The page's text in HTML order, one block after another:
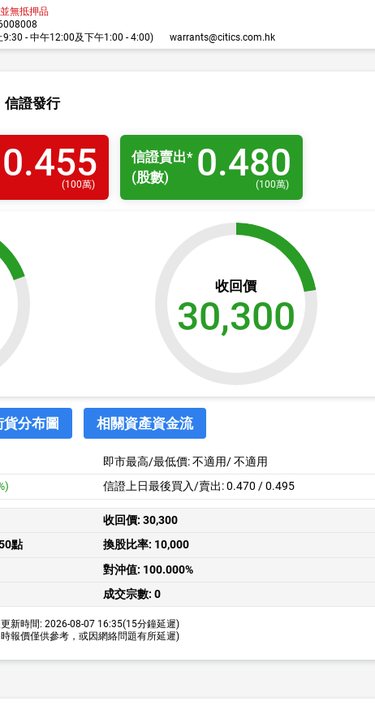
無抵押品
9:30 - 中午12:00及下午1:00 - 4:00)
warrants@citics.com.hk
信證發行
0.455
(100萬)
信證賣出*
(股數)
0.480
(100萬)
收回價
30,300
分布圖 相關資產資金流
即市最高/最低價:不適用/不適用
信證上日最後買入/賣出: 0.470 / 0.495
收回價: 30,300
點 換股比率: 10,000
對沖值: 100.000%
成交宗數: 0
新時間: 2026-08-07 16:35(15分鐘延遲)
報價僅供參考，或因網絡問題有所延遲)